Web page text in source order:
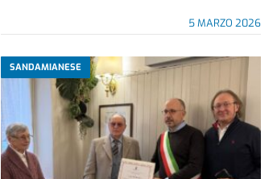
5 MARZO 2026
SANDAMIANESE